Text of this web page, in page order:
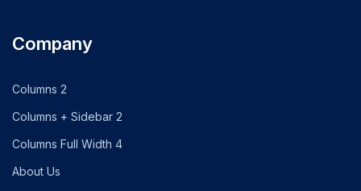
Company
2 Columns
2 Columns + Sidebar
4 Columns Full Width
About Us